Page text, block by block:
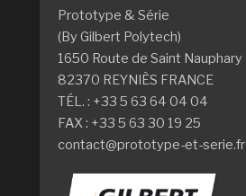
Prototype & Série
(By Gilbert Polytech)
1650 Route de Saint Nauphary
82370 REYNIÈS FRANCE
TÉL. : +33 5 63 64 04 04
FAX : +33 5 63 30 19 25
contact@prototype-et-serie.fr